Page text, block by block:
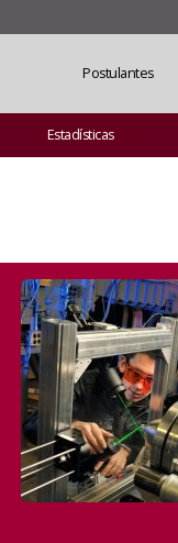
Postulantes
Estadísticas